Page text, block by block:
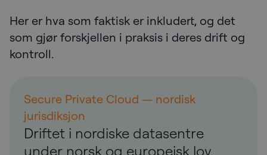
Her er hva som faktisk er inkludert, og det
som gjør forskjellen i praksis i deres drift og
kontroll.
Secure Private Cloud — nordisk
jurisdiksjon
Driftet i nordiske datasentre
under norsk og europeisk lov.